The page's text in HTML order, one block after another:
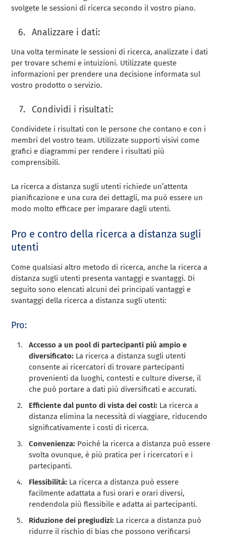
svolgete le sessioni di ricerca secondo il vostro piano.
Analizzare i dati:
Una volta terminate le sessioni di ricerca, analizzate i dati
per trovare schemi e intuizioni. Utilizzate queste
informazioni per prendere una decisione informata sul
vostro prodotto o servizio.
Condividi i risultati:
Condividete i risultati con le persone che contano e con i
membri del vostro team. Utilizzate supporti visivi come
grafici e diagrammi per rendere i risultati più
comprensibili.
La ricerca a distanza sugli utenti richiede un’attenta
pianificazione e una cura dei dettagli, ma può essere un
modo molto efficace per imparare dagli utenti.
Pro e contro della ricerca a distanza sugli
utenti
Come qualsiasi altro metodo di ricerca, anche la ricerca a
distanza sugli utenti presenta vantaggi e svantaggi. Di
seguito sono elencati alcuni dei principali vantaggi e
svantaggi della ricerca a distanza sugli utenti:
Pro:
Accesso a un pool di partecipanti più ampio e
diversificato: La ricerca a distanza sugli utenti
consente ai ricercatori di trovare partecipanti
provenienti da luoghi, contesti e culture diverse, il
che può portare a dati più diversificati e accurati.
Efficiente dal punto di vista dei costi: La ricerca a
distanza elimina la necessità di viaggiare, riducendo
significativamente i costi di ricerca.
Convenienza: Poiché la ricerca a distanza può essere
svolta ovunque, è più pratica per i ricercatori e i
partecipanti.
Flessibilità: La ricerca a distanza può essere
facilmente adattata a fusi orari e orari diversi,
rendendola più flessibile e adatta ai partecipanti.
Riduzione dei pregiudizi: La ricerca a distanza può
ridurre il rischio di bias che possono verificarsi